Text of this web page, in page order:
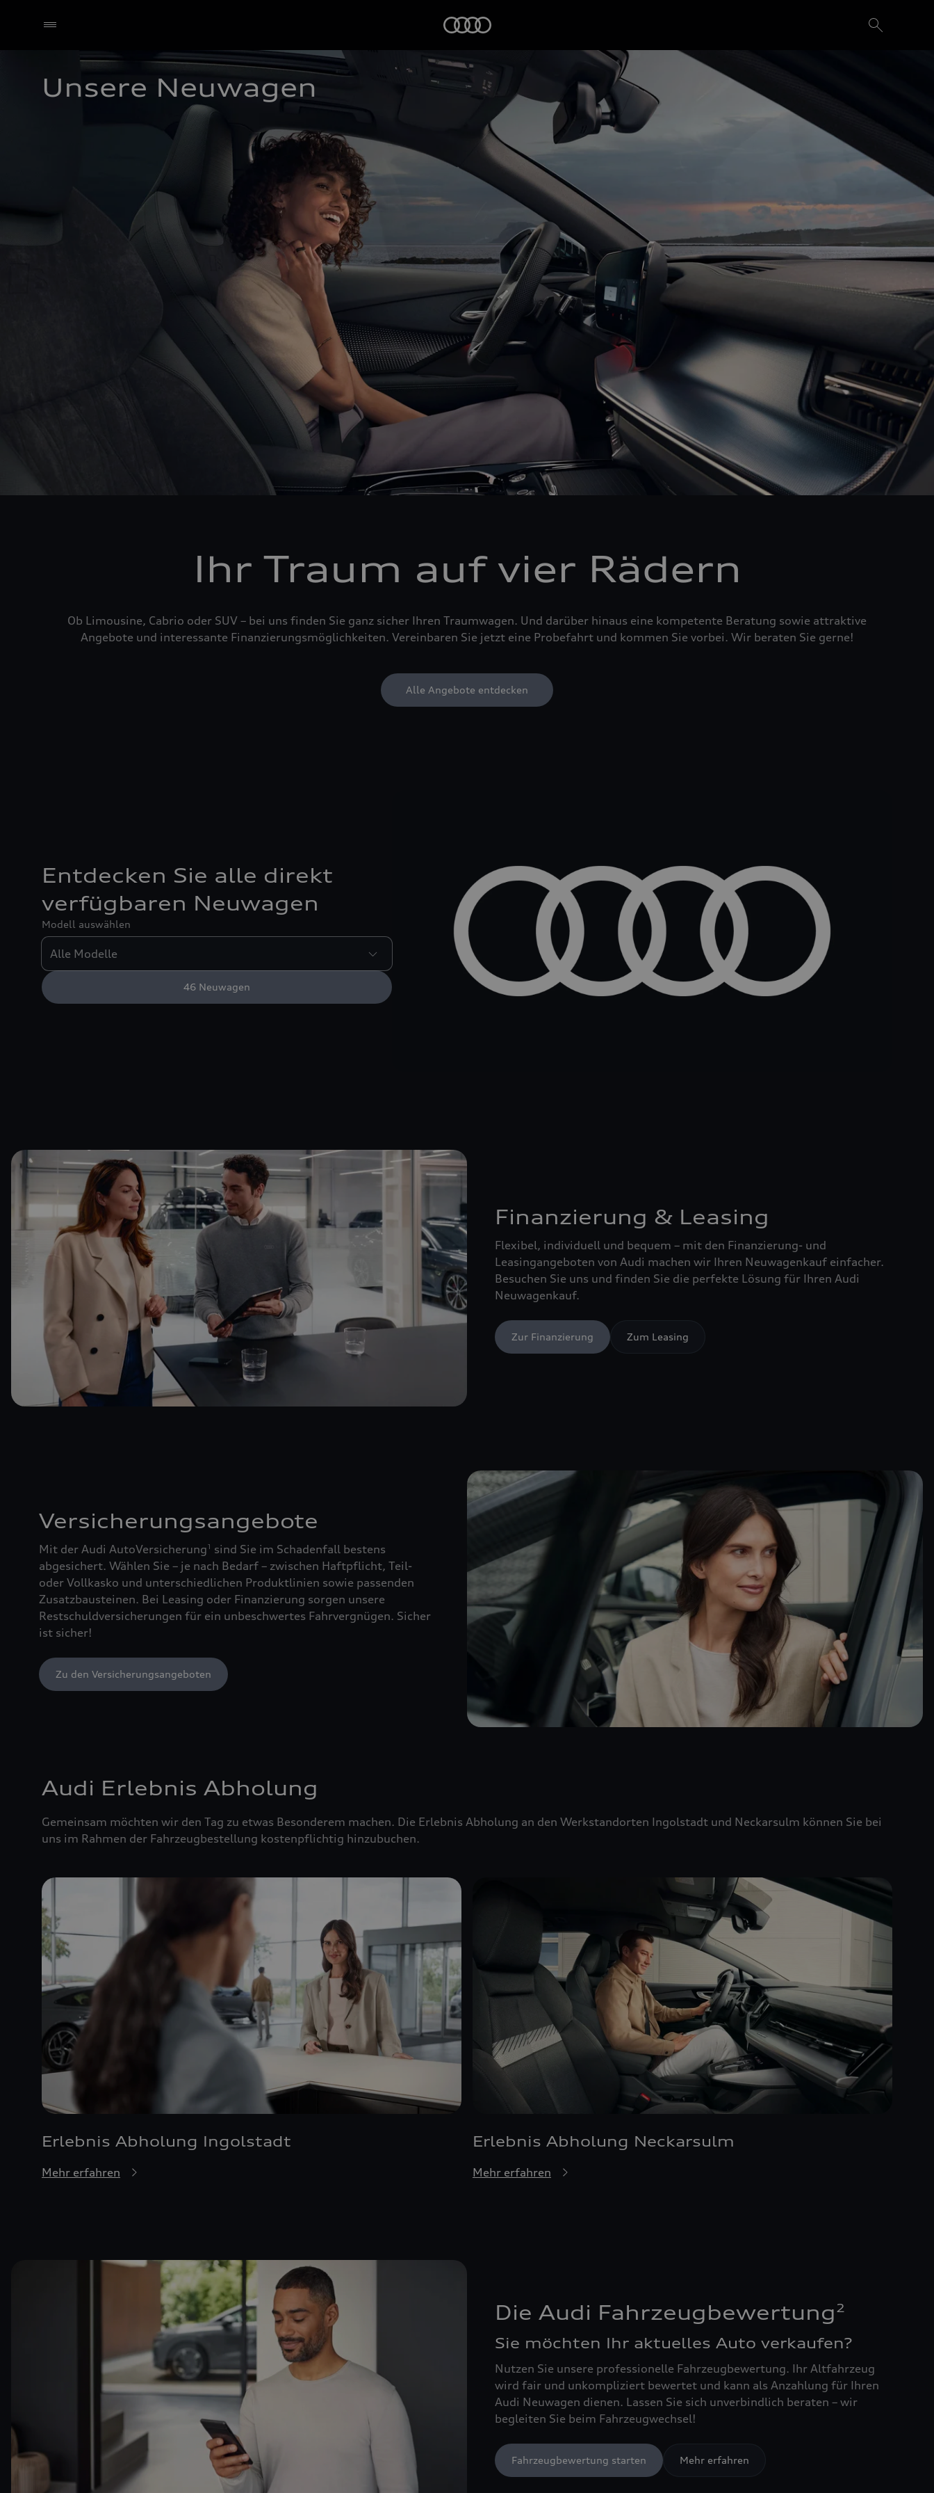
Unsere Neuwagen
Ihr Traum auf vier Rädern
Ob Limousine, Cabrio oder SUV – bei uns finden Sie ganz sicher Ihren Traumwagen. Und darüber hinaus eine kompetente Beratung sowie attraktive
Angebote und interessante Finanzierungsmöglichkeiten. Vereinbaren Sie jetzt eine Probefahrt und kommen Sie vorbei. Wir beraten Sie gerne!
Alle Angebote entdecken
Entdecken Sie alle direkt
verfügbaren Neuwagen
Modell auswählen
46 Neuwagen
Finanzierung & Leasing
Flexibel, individuell und bequem – mit den Finanzierung- und
Leasingangeboten von Audi machen wir Ihren Neuwagenkauf einfacher.
Besuchen Sie uns und finden Sie die perfekte Lösung für Ihren Audi
Neuwagenkauf.
Zur Finanzierung Zum Leasing
Versicherungsangebote
Mit der Audi AutoVersicherung1
sind Sie im Schadenfall bestens
abgesichert. Wählen Sie – je nach Bedarf – zwischen Haftpflicht, Teil-
oder Vollkasko und unterschiedlichen Produktlinien sowie passenden
Zusatzbausteinen. Bei Leasing oder Finanzierung sorgen unsere
Restschuldversicherungen für ein unbeschwertes Fahrvergnügen. Sicher
ist sicher!
Zu den Versicherungsangeboten
Audi Erlebnis Abholung
Gemeinsam möchten wir den Tag zu etwas Besonderem machen. Die Erlebnis Abholung an den Werkstandorten Ingolstadt und Neckarsulm können Sie bei
uns im Rahmen der Fahrzeugbestellung kostenpflichtig hinzubuchen.
Erlebnis Abholung Ingolstadt
Mehr erfahren
Erlebnis Abholung Neckarsulm
Mehr erfahren
Die Audi Fahrzeugbewertung 2
Sie möchten Ihr aktuelles Auto verkaufen?
Nutzen Sie unsere professionelle Fahrzeugbewertung. Ihr Altfahrzeug
wird fair und unkompliziert bewertet und kann als Anzahlung für Ihren
Audi Neuwagen dienen. Lassen Sie sich unverbindlich beraten – wir
begleiten Sie beim Fahrzeugwechsel!
Fahrzeugbewertung starten Mehr erfahren